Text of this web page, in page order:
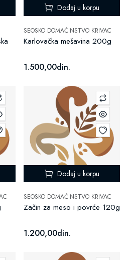
Dodaj u korpu
SEOSKO DOMAĆINSTVO KRIVAC
Karlovačka mešavina 200g
1.500,00din.
Dodaj u korpu
SEOSKO DOMAĆINSTVO KRIVAC
Začin za meso i povrće 120g
1.200,00din.